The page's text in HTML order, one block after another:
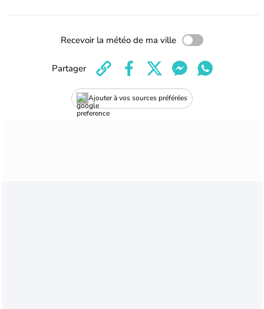
Recevoir la météo de ma ville
Ajouter à vos sources préférées
Partager